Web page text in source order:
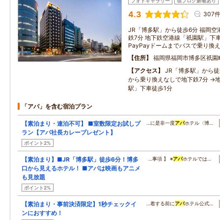
4.3 307件
JR「博多駅」から徒歩6分 福岡空
鉄7分 地下鉄空港線「祇園駅」下
PayPayドームまでバスで乗り換
住所
福岡県福岡市博多区祇園
アクセス
JR「博多駅」から
から乗り換えなしで地下鉄7分 →
駅」下車徒歩1分
「アパ」を含む宿泊プラン
【素泊まり・連泊不可】 ■室数限定お試しプ
ラン【アパ社長カレープレゼント】
ポイント2%
…に是非一度アパホテル〈博…
【素泊まり】■JR「博多駅」徒歩6分！博多
口から見えるホテル！ ■アパは映画もアニメ
も見放題
ポイント2%
…事項 】 ※アパホテルでは…
【素泊まり・事前決済限定】1秒チェックイ
ンにおすすめ！
…着する前にアパホテル公式…